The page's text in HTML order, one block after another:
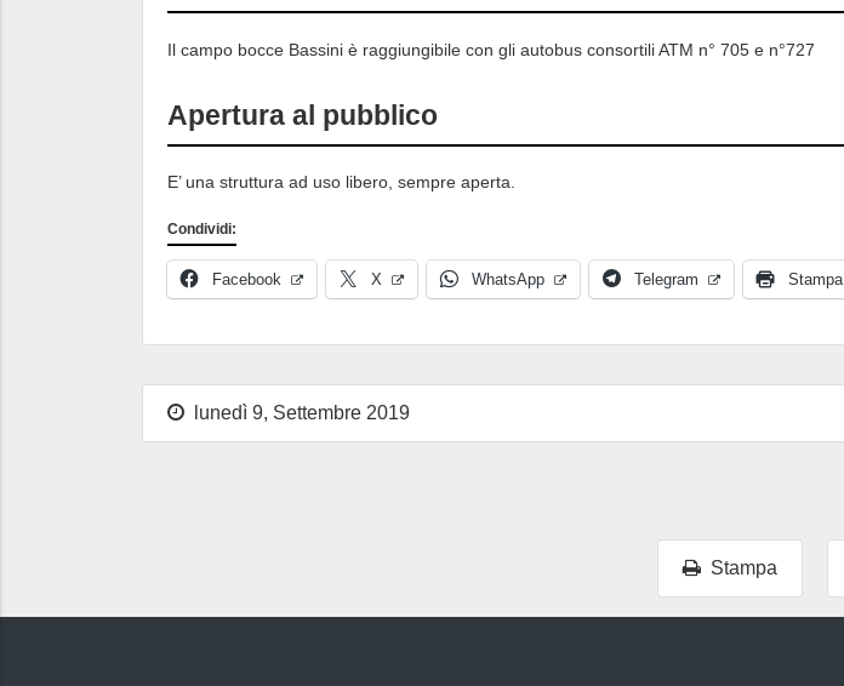
Il campo bocce Bassini è raggiungibile con gli autobus consortili ATM n° 705 e n°727
Apertura al pubblico
E’ una struttura ad uso libero, sempre aperta.
Condividi:
Facebook X WhatsApp Telegram Stampa
lunedì 9, Settembre 2019
Stampa